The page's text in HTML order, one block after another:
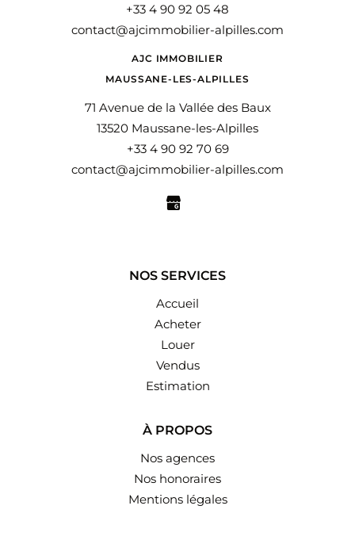
+33 4 90 92 05 48
contact@ajcimmobilier-alpilles.com
AJC IMMOBILIER
MAUSSANE-LES-ALPILLES
71 Avenue de la Vallée des Baux
13520 Maussane-les-Alpilles
+33 4 90 92 70 69
contact@ajcimmobilier-alpilles.com
NOS SERVICES
Accueil
Acheter
Louer
Vendus
Estimation
À PROPOS
Nos agences
Nos honoraires
Mentions légales